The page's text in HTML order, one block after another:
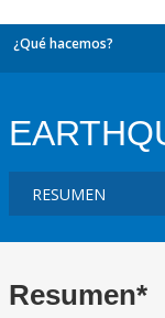
¿Qué hacemos?
Resumen*